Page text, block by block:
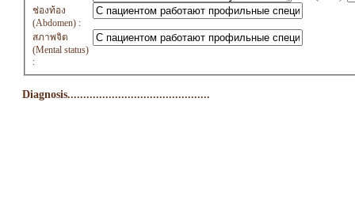
ช่องท้อง
(Abdomen) :
สภาพจิต
(Mental status)
:
Diagnosis.............................................